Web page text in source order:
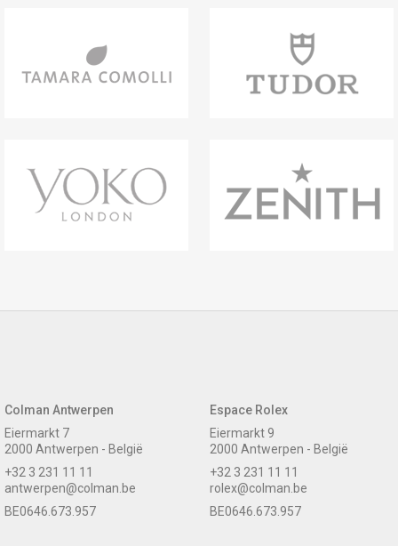
Colman Antwerpen
Eiermarkt 7
2000 Antwerpen - België
+32 3 231 11 11
antwerpen@colman.be
BE0646.673.957
Espace Rolex
Eiermarkt 9
2000 Antwerpen - België
+32 3 231 11 11
rolex@colman.be
BE0646.673.957